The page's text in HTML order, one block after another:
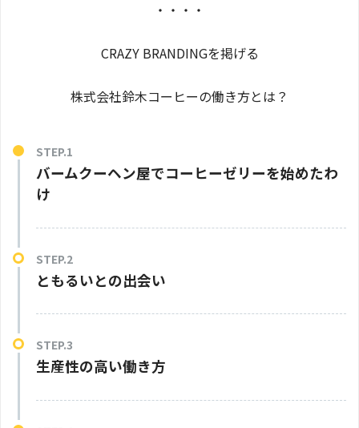
・・・・
CRAZY BRANDINGを掲げる
株式会社鈴木コーヒーの働き方とは？
バームクーヘン屋でコーヒーゼリーを始めたわ
け
ともるいとの出会い
生産性の高い働き方